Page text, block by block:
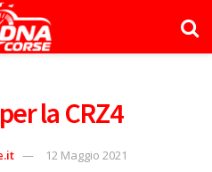
la CRZ4
12 Maggio 2021